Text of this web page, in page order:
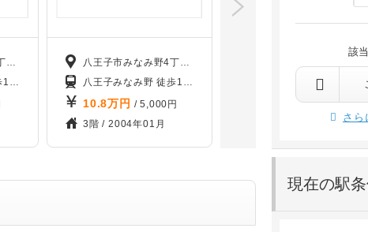
該
さら
現在の駅
八王子市みなみ野3丁目31-17
八王子みなみ野 徒歩12分
山田 徒歩26分めじろ台 徒歩32分「ＪＲ横浜線 八王子」 「八王子みなみ
八王子市みなみ野4丁目18-18
八王子みなみ野 徒歩14分
相原 徒歩43分
10.8万円 / 5,000円
3階 / 2004年01月
12.1
1階 /